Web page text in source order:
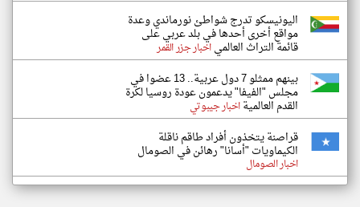
اليونيسكو تدرج شواطئ نورماندي وعدة
مواقع أخرى أحدها في بلد عربي على
قائمة التراث العالمياخبار جزر القمر
بينهم ممثلو 7 دول عربية.. 13 عضوا في
مجلس "الفيفا" يدعمون عودة روسيا لكرة
القدم العالميةاخبار جيبوتي
قراصنة يتخذون أفراد طاقم ناقلة
الكيماويات "أسانا" رهائن في الصومال
اخبار الصومال